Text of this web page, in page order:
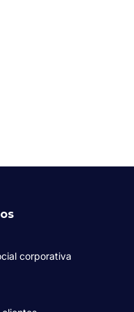
corporativa